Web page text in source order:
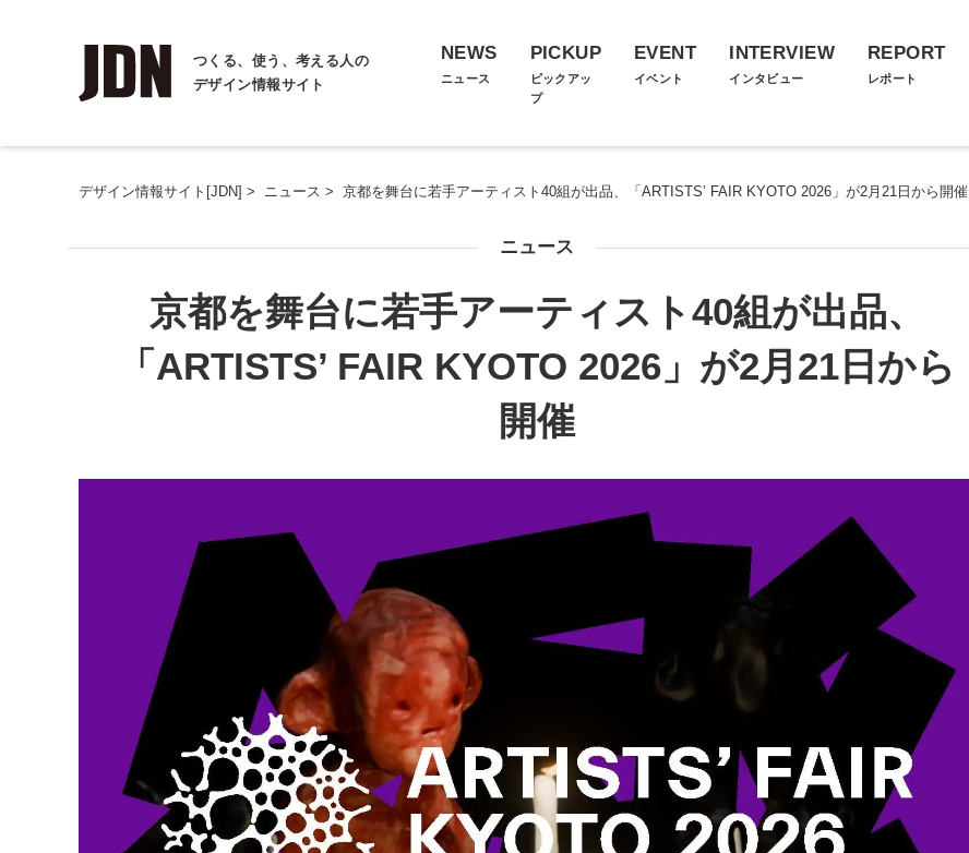
つくる、使う、考える人の
デザイン情報サイト
NEWS
ニュース
PICKUP
ピックアッ
プ
EVENT
イベント
INTERVIEW
インタビュー
REPORT
レポート
デザイン情報サイト[JDN] > ニュース > 京都を舞台に若手アーティスト40組が出品、「ARTISTS’ FAIR KYOTO 2026」が2月21日から開催
ニュース
京都を舞台に若手アーティスト40組が出品、
「ARTISTS’ FAIR KYOTO 2026」が2月21日から
開催